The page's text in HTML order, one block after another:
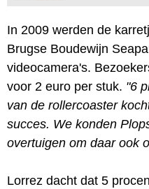
In 2009 werden de
Brugse Boudewijn
videocamera's.
voor 2 euro per stuk. "6
van de rollercoaster
succes. We konden
overtuigen om daar ook
Lorrez dacht dat 5